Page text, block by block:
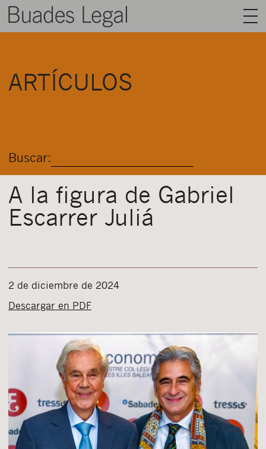
CONTACTO
ARTÍCULOS
Buscar:
A la figura de Gabriel
Escarrer Juliá
2 de diciembre de 2024
Descargar en PDF